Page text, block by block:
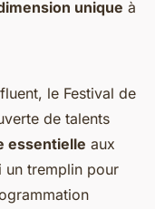
unique à
le Festival de
de talents
essentielle aux
un tremplin pour